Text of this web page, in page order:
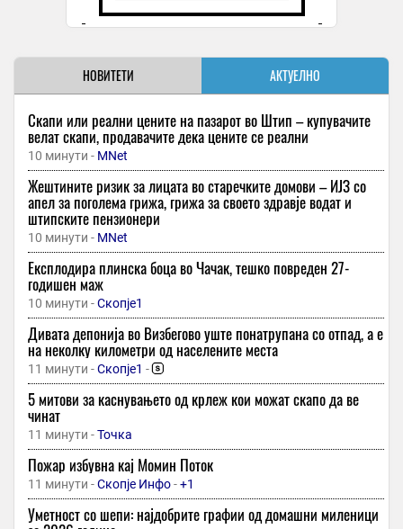
НОВИТЕТИ АКТУЕЛНО
Скапи или реални цените на пазарот во Штип – купувачите
велат скапи, продавачите дека цените се реални
10 минути - MNet
Жештините ризик за лицата во старечките домови – ИЈЗ со
апел за поголема грижа, грижа за своето здравје водат и
штипските пензионери
10 минути - MNet
Експлодира плинска боца во Чачак, тешко повреден 27-
годишен маж
10 минути -Скопје1
Дивата депонија во Визбегово уште понатрупана со отпад, а е
на неколку километри од населените места
11 минути -Скопје1 -
5 митови за каснувањето од крлеж кои можат скапо да ве
чинат
11 минути -Точка
Пожар избувна кај Момин Поток
11 минути -Скопје Инфо-+1
Уметност со шепи: најдобрите графии од домашни миленици